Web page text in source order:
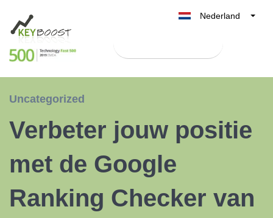
Nederland
België
España
Uncategorized
Verbeter jouw positie
met de Google
Ranking Checker van